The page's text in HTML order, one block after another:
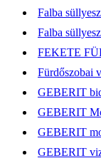
Falba
Falba
FEKETE
Fürdőszobai
GEBERIT
GEBERIT
GEBERIT
GEBERIT